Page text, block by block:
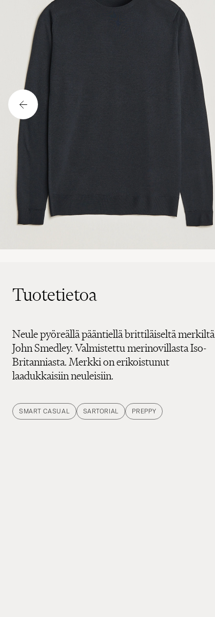
Tuotetietoa
Neule pyöreällä pääntiellä brittiläiseltä merkiltä
John Smedley. Valmistettu merinovillasta Iso-
Britanniasta. Merkki on erikoistunut
laadukkaisiin neuleisiin.
SMART CASUAL SARTORIAL PREPPY